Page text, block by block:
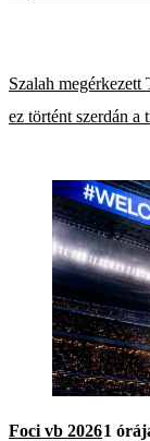
Szalah megérkezett
ez történt szerdán a
Foci vb 20261